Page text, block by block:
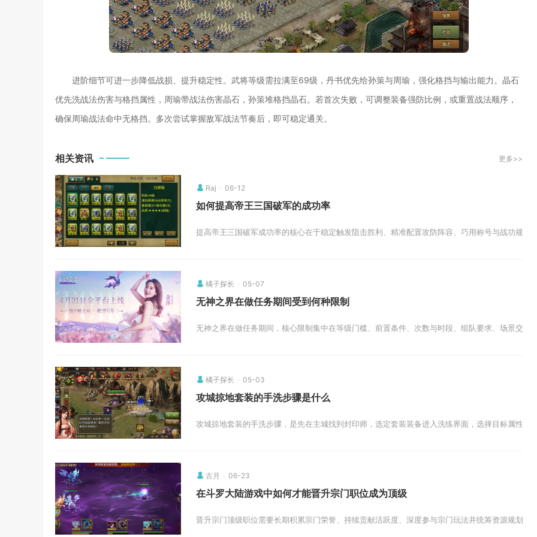
进阶细节可进一步降低战损、提升稳定性。武将等级需拉满至69级，丹书优先给孙策与周瑜，强化格挡与输出能力。晶石
优先洗战法伤害与格挡属性，周瑜带战法伤害晶石，孙策堆格挡晶石。若首次失败，可调整装备强防比例，或重置战法顺序，
确保周瑜战法命中无格挡。多次尝试掌握敌军战法节奏后，即可稳定通关。
相关资讯 更多>>
Raj 06-12
如何提高帝王三国破军的成功率
提高帝王三国破军成功率的核心在于稳定触发阻击胜利、精准配置攻防阵容、巧用称号与战功规则
橘子探长 05-07
无神之界在做任务期间受到何种限制
无神之界在做任务期间，核心限制集中在等级门槛、前置条件、次数与时段、组队要求、场景交互
橘子探长 05-03
攻城掠地套装的手洗步骤是什么
攻城掠地套装的手洗步骤，是先在主城找到封印师，选定套装装备进入洗练界面，选择目标属性与
古月 06-23
在斗罗大陆游戏中如何才能晋升宗门职位成为顶级
晋升宗门顶级职位需要长期积累宗门荣誉、持续贡献活跃度、深度参与宗门玩法并统筹资源规划，